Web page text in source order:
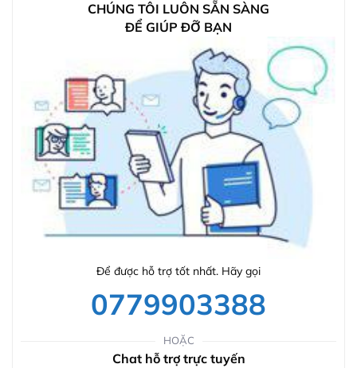
CHÚNG TÔI LUÔN SẴN SÀNG
ĐỂ GIÚP ĐỠ BẠN
Để được hỗ trợ tốt nhất. Hãy gọi
0779903388
HOẶC
Chat hỗ trợ trực tuyến